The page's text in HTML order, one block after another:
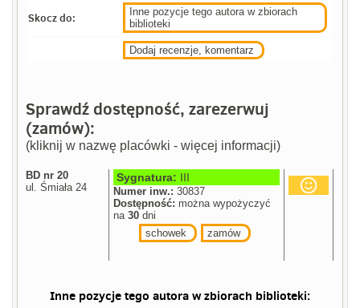
Skocz do:
Inne pozycje tego autora w zbiorach
biblioteki
Dodaj recenzje, komentarz
Sprawdź dostępność, zarezerwuj
(zamów):
(kliknij w nazwę placówki - więcej informacji)
BD nr 20
ul. Śmiała 24
Sygnatura: III
Numer inw.: 30837
Dostępność: można wypożyczyć
na30 dni
schowek
zamów
Inne pozycje tego autora w zbiorach biblioteki: